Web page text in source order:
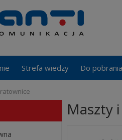
Strefa wiedzy Do pobrania
Maszty